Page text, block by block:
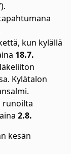
kun kylällä
18.7.
Kylätalon
runoilta
2.8.
kesän